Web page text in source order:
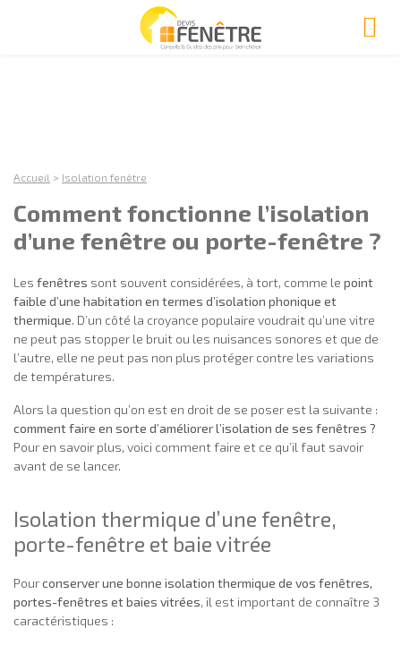
Accueil > Isolation fenêtre
Comment fonctionne l’isolation
d’une fenêtre ou porte-fenêtre ?
Les fenêtres sont souvent considérées, à tort, comme le point
faible d’une habitation en termes d’isolation phonique et
thermique. D’un côté la croyance populaire voudrait qu’une vitre
ne peut pas stopper le bruit ou les nuisances sonores et que de
l’autre, elle ne peut pas non plus protéger contre les variations
de températures.
Alors la question qu’on est en droit de se poser est la suivante :
comment faire en sorte d’améliorer l’isolation de ses fenêtres ?
Pour en savoir plus, voici comment faire et ce qu’il faut savoir
avant de se lancer.
Isolation thermique d’une fenêtre,
porte-fenêtre et baie vitrée
Pourconserver une bonne isolation thermique de vos fenêtres,
portes-fenêtres et baies vitrées, il est important de connaître 3
caractéristiques :